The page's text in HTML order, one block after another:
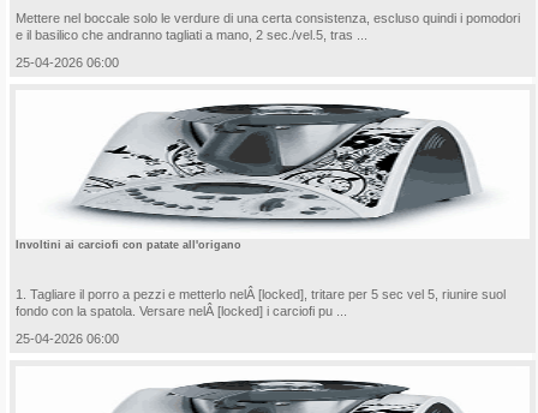
Mettere nel boccale solo le verdure di una certa consistenza, escluso quindi i pomodori
e il basilico che andranno tagliati a mano, 2 sec./vel.5, tras ...
25-04-2026 06:00
Involtini ai carciofi con patate all'origano
1. Tagliare il porro a pezzi e metterlo nelÂ [locked], tritare per 5 sec vel 5, riunire suol
fondo con la spatola. Versare nelÂ [locked] i carciofi pu ...
25-04-2026 06:00